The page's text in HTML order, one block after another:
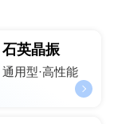
石英晶振
通用型·高性能